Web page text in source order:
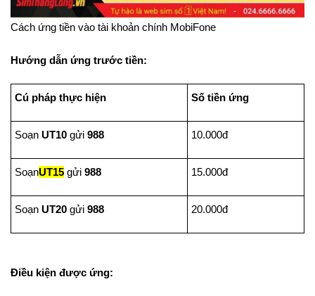
Cách ứng tiền vào tài khoản chính MobiFone
Hướng dẫn ứng trước tiền:
Cú pháp thực hiện Số tiền ứng
Soạn UT10 gửi 988 10.000đ
SoạnUT15 gửi 988 15.000đ
Soạn UT20 gửi 988 20.000đ
Điều kiện được ứng: